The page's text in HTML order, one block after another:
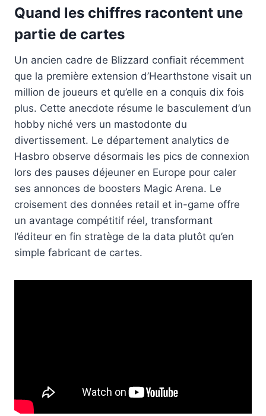
Quand les chiffres racontent une
partie de cartes
Un ancien cadre de Blizzard confiait récemment
que la première extension d’Hearthstone visait un
million de joueurs et qu’elle en a conquis dix fois
plus. Cette anecdote résume le basculement d’un
hobby niché vers un mastodonte du
divertissement. Le département analytics de
Hasbro observe désormais les pics de connexion
lors des pauses déjeuner en Europe pour caler
ses annonces de boosters Magic Arena. Le
croisement des données retail et in-game offre
un avantage compétitif réel, transformant
l’éditeur en fin stratège de la data plutôt qu’en
simple fabricant de cartes.